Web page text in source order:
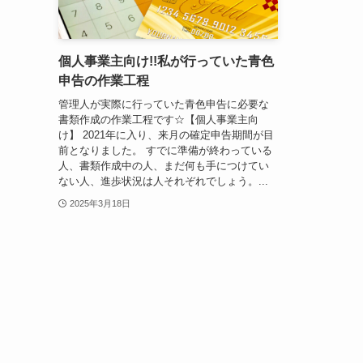
個人事業主向け!!私が行っていた青色
申告の作業工程
管理人が実際に行っていた青色申告に必要な
書類作成の作業工程です☆【個人事業主向
け】 2021年に入り、来月の確定申告期間が目
前となりました。 すでに準備が終わっている
人、書類作成中の人、まだ何も手につけてい
ない人、進歩状況は人それぞれでしょう。...
2025年3月18日